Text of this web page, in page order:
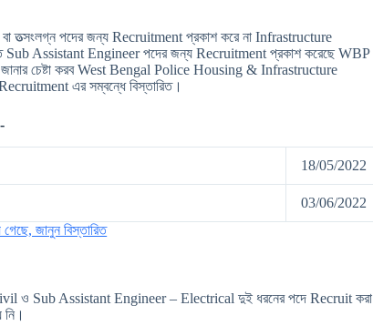
পদের জন্য Recruitment প্রকাশ করে না Infrastructure
Sub Assistant Engineer পদের জন্য Recruitment প্রকাশ করেছে WBP
চেষ্টা করব West Bengal Police Housing & Infrastructure
এর সম্বন্ধে বিস্তারিত।
18/05/2022
03/06/2022
জানুন বিস্তারিত
ও Sub Assistant Engineer – Electrical দুই ধরনের পদে Recruit করা